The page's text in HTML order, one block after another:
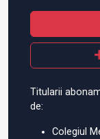
Titularii
de:
Colegiul